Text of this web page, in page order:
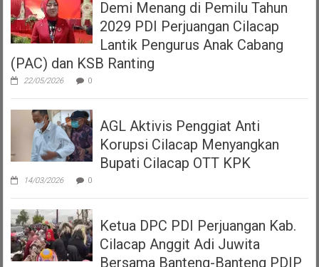
Demi Menang di Pemilu Tahun
2029 PDI Perjuangan Cilacap
Lantik Pengurus Anak Cabang
(PAC) dan KSB Ranting
22/05/2026 0
AGL Aktivis Penggiat Anti
Korupsi Cilacap Menyangkan
Bupati Cilacap OTT KPK
14/03/2026 0
Ketua DPC PDI Perjuangan Kab.
Cilacap Anggit Adi Juwita
Bersama Banteng-Banteng PDIP